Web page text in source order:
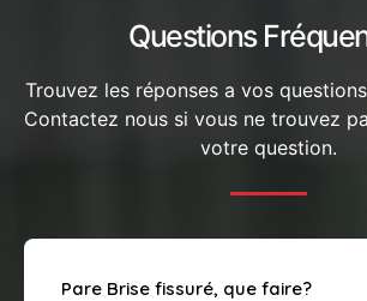
Questions
Trouvez les réponses a vos
Contactez nous si vous ne trouvez
votre question.
Pare Brise fissuré, que faire?